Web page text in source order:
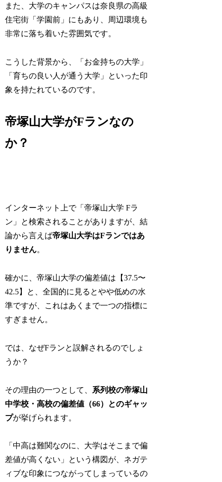
また、大学のキャンパスは奈良県の高級
住宅街「学園前」にもあり、周辺環境も
非常に落ち着いた雰囲気です。
こうした背景から、「お金持ちの大学」
「育ちの良い人が通う大学」といった印
象を持たれているのです。
帝塚山大学がFランなの
か？
インターネット上で「帝塚山大学 Fラ
ン」と検索されることがありますが、結
論から言えば帝塚山大学はFランではあ
りません。
確かに、帝塚山大学の偏差値は【37.5〜
42.5】と、全国的に見るとやや低めの水
準ですが、これはあくまで一つの指標に
すぎません。
では、なぜFランと誤解されるのでしょ
うか？
その理由の一つとして、 系列校の帝塚山
中学校・高校の偏差値（66）とのギャッ
プが挙げられます。
「中高は難関なのに、大学はそこまで偏
差値が高くない」という構図が、ネガテ
ィブな印象につながってしまっているの